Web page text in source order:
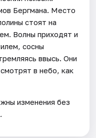
Бергмана. Место
стоят на
Волны приходят и
сосны
ввысь. Они
в небо, как
изменения без